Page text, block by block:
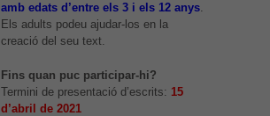
amb edats d’entre els 3 i els 12 anys.
Els adults podeu ajudar-los en la
creació del seu text.
Fins quan puc participar-hi?
Termini de presentació d’escrits: 15
d’abril de 2021